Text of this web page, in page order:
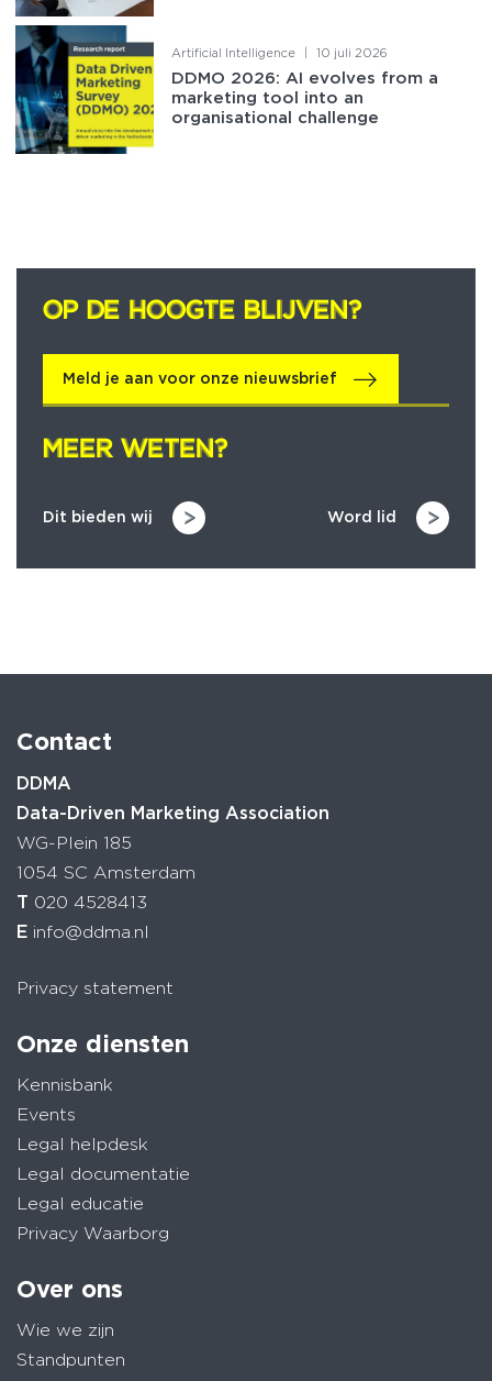
Artificial Intelligence | 10 juli 2026
DDMO 2026: AI evolves from a
marketing tool into an
organisational challenge
OP DE HOOGTE BLIJVEN?
OP DE HOOGTE BLIJVEN?
Meld je aan voor onze nieuwsbrief
MEER WETEN?
MEER WETEN?
Dit bieden wij Word lid
Contact
DDMA
Data-Driven Marketing Association
WG-Plein 185
1054 SC Amsterdam
T 020 4528413
E info@ddma.nl
Privacy statement
Onze diensten
Kennisbank
Events
Legal helpdesk
Legal documentatie
Legal educatie
Privacy Waarborg
Over ons
Wie we zijn
Standpunten